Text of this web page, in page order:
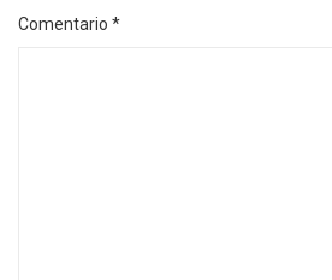
Comentario *